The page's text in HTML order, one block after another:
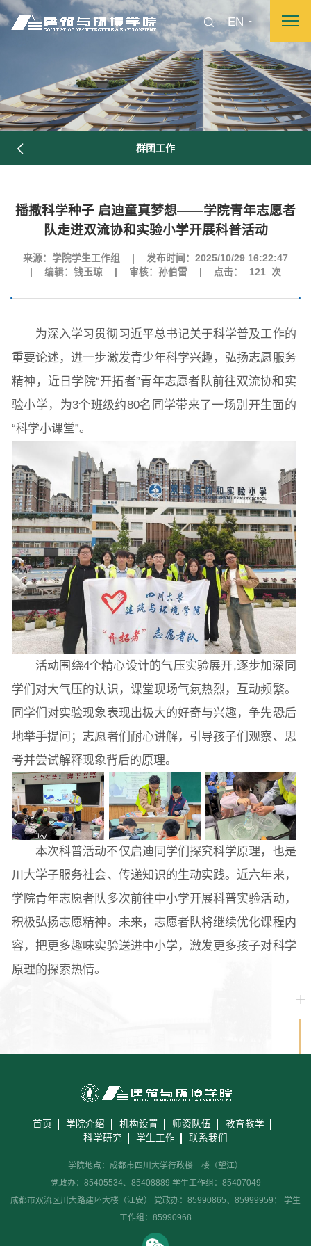
EN
图片新闻
院长致词 学院简介 现任领导 各系介绍
院党委 院行政 院工会 教授委员会
教学科研岗 行政管理岗 教学思政岗 实验教辅岗
研究生教育 继续教育
科研概况 学术动态 科研平台 科研办事流程
学生活动 创业就业 奖助学金
常用办公电话 办事流程 材料下载
群团工作
播撒科学种子 启迪童真梦想——学院青年志愿者
队走进双流协和实验小学开展科普活动
来源：学院学生工作组
发布时间：2025/10/29 16:22:47
编辑：钱玉琼 审核：孙伯雷 点击： 121 次
为深入学习贯彻习近平总书记关于科学普及工作的
重要论述，进一步激发青少年科学兴趣，弘扬志愿服务
精神，近日学院“开拓者”青年志愿者队前往双流协和实
验小学，为3个班级约80名同学带来了一场别开生面的
“科学小课堂”。
活动围绕4个精心设计的气压实验展开,逐步加深同
学们对大气压的认识，课堂现场气氛热烈，互动频繁。
同学们对实验现象表现出极大的好奇与兴趣，争先恐后
地举手提问；志愿者们耐心讲解，引导孩子们观察、思
考并尝试解释现象背后的原理。
本次科普活动不仅启迪同学们探究科学原理，也是
川大学子服务社会、传递知识的生动实践。近六年来，
学院青年志愿者队多次前往中小学开展科普实验活动，
积极弘扬志愿精神。未来，志愿者队将继续优化课程内
容，把更多趣味实验送进中小学，激发更多孩子对科学
原理的探索热情。
首页 学院介绍 机构设置 师资队伍
教育教学
科学研究
学生工作 联系我们
学院地点：成都市四川大学行政楼一楼（望江）
党政办：85405534、85408889 学生工作组：85407049
成都市双流区川大路建环大楼（江安） 党政办：85990865、85999959； 学生
工作组：85990968